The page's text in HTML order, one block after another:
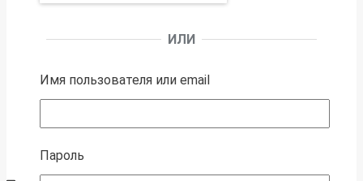
ИЛИ
Имя пользователя или email
Пароль